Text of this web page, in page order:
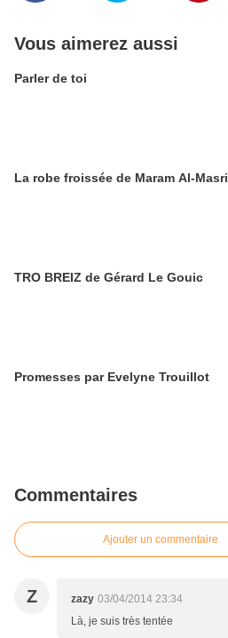
Vous aimerez aussi
Parler de toi
La robe froissée de Maram Al-Masri
TRO BREIZ de Gérard Le Gouic
Promesses par Evelyne Trouillot
Commentaires
Ajouter un commentaire
Z zazy 03/04/2014 23:34
Là, je suis très tentée